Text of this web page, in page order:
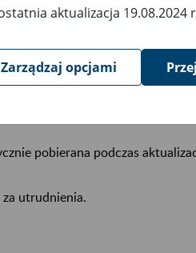
dla nowych dokumentów;
obliczania podstawy wymiaru
wg starych zasad MDG oraz
dwóch podstaw wymiaru
pobierana podczas
za utrudnienia.
aktualizacja 19.08.2024
Zarządzaj opcjami